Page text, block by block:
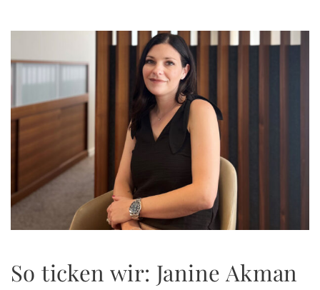
So ticken wir: Janine Akman